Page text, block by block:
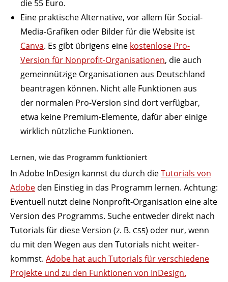
die 55 Euro.
Eine prak­tische Alter­native, vor allem für Social-
Media-Grafiken oder Bilder für die Website ist
Canva. Es gibt übrigens eine kostenlose Pro-
Version für Nonprofit-Orga­ni­sa­tionen, die auch
gemein­nützige Orga­ni­sa­tionen aus Deutschland
bean­tragen können. Nicht alle Funk­tionen aus
der normalen Pro-Version sind dort verfügbar,
etwa keine Premium-Elemente, dafür aber einige
wirklich nütz­liche Funktionen.
Lernen, wie das Programm funktioniert
In Adobe InDesign kannst du durch dieTuto­rials von
Adobe den Einstieg in das Programm lernen. Achtung:
Even­tuell nutzt deine Nonprofit-Orga­ni­sation eine alte
Version des Programms. Suche entweder direkt nach
Tuto­rials für diese Version (z. B. CS5) oder nur, wenn
du mit den Wegen aus den Tuto­rials nicht weiter­
kommst. Adobe hat auch Tuto­rials für verschiedene
Projekte und zu den Funk­tionen von InDesign.